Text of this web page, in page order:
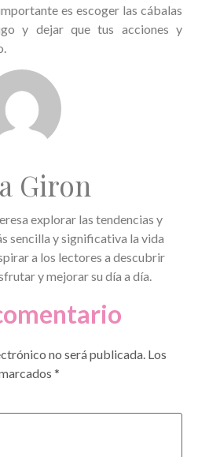
es escoger las cábalas
y dejar que tus acciones y
Giron
explorar las tendencias y
sencilla y significativa la vida
a los lectores a descubrir
y mejorar su día a día.
no será publicada. Los
*